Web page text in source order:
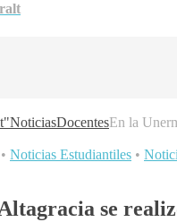
NoticiasDocentesEn la
• Noticias Estudiantiles •
se